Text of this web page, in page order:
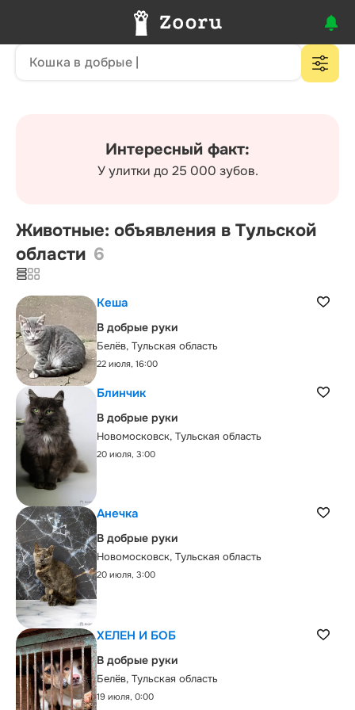
Интересный факт:
У улитки до 25 000 зубов.
Животные: объявления в Тульской
области 6
Кеша
В добрые руки
Белёв, Тульская область
22 июля, 16:00
Блинчик
В добрые руки
Новомосковск, Тульская область
20 июля, 3:00
Анечка
В добрые руки
Новомосковск, Тульская область
20 июля, 3:00
ХЕЛЕН И БОБ
В добрые руки
Белёв, Тульская область
19 июля, 0:00